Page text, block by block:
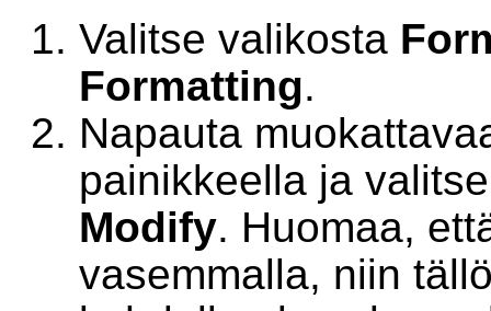
Valitse valikosta
Formatting.
Napauta
painikkeella ja
Modify. Huomaa,
vasemmalla, niin